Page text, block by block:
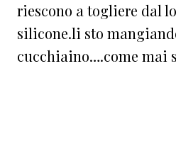
riescono a togliere dal
silicone.li sto
cucchiaino….come mai